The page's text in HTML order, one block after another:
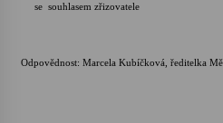
se souhlasem zřizovatele
Odpovědnost: Marcela Kubíčková, ředitelka